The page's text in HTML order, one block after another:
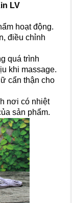
LV
hoạt động.
điều chỉnh
quá trình
khi massage.
cẩn thận cho
nơi có nhiệt
sản phẩm.